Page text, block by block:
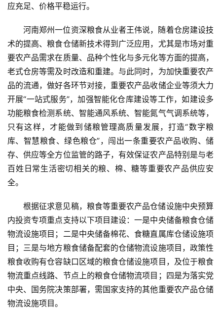
云
糖
网
公
众
号
应充足、价格平稳运行。
河南郑州一位资深粮食从业者王伟说，随着仓房建设技
术的提高、粮食仓储新技术得到广泛应用，尤其是市场对重
要农产品需求在质量、品种个性化与多元化等方面的提高，
老式仓房等需及时改造和重建。与此同时，为加快重要农产
品的流通，做好各环节对接，重要农产品收储企业等须大力
开展“一站式服务”，加强智能化仓库建设等工作，如建设多
功能粮食检测系统、智能通风系统、智能氮气气调系统等，
只有这样，才能做到储粮管理高质量发展，打造“数字粮
库、智慧粮食、绿色粮仓”，闯出一条重要农产品收购、储
存、供应等全方位监管的路子，有效保证农产品特别是与老
百姓日常生活密切相关的粮、棉、糖等重要农产品供应安
全。
根据征求意见稿，粮食等重要农产品仓储设施中央预算
内投资专项重点支持以下项目建设：一是中央储备粮食仓储
物流设施项目；二是中央储备棉花、食糖直属库仓储设施项
目；三是与地方粮食储备配套的仓储物流设施项目，政策性
粮食收购有仓容缺口区域的粮食仓储设施项目，及位于粮食
物流重点线路、节点上的粮食仓储物流项目；四是为落实党
中央、国务院决策部署，需国家支持的其他重要农产品仓储
物流设施项目。